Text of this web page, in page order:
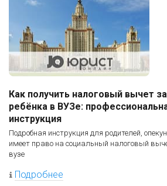
Как получить налоговый вычет
ребёнка в ВУЗе:
инструкция
Подробная инструкция для родителей,
имеет право на социальный налоговый
вузе
Подробнее